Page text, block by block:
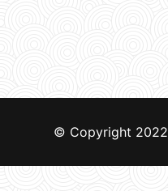
© Copyright 2022